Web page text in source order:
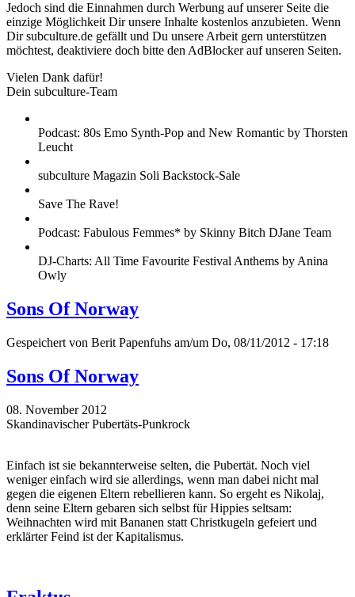
Jedoch sind die Einnahmen durch Werbung auf unserer Seite die
einzige Möglichkeit Dir unsere Inhalte kostenlos anzubieten. Wenn
Dir subculture.de gefällt und Du unsere Arbeit gern unterstützen
möchtest, deaktiviere doch bitte den AdBlocker auf unseren Seiten.
Vielen Dank dafür!
Dein subculture-Team
Podcast: 80s Emo Synth-Pop and New Romantic by Thorsten
Leucht
subculture Magazin Soli Backstock-Sale
Save The Rave!
Podcast: Fabulous Femmes* by Skinny Bitch DJane Team
DJ-Charts: All Time Favourite Festival Anthems by Anina
Owly
Sons Of Norway
Gespeichert von Berit Papenfuhs am/um Do, 08/11/2012 - 17:18
Sons Of Norway
08. November 2012
Skandinavischer Pubertäts-Punkrock
Einfach ist sie bekannterweise selten, die Pubertät. Noch viel
weniger einfach wird sie allerdings, wenn man dabei nicht mal
gegen die eigenen Eltern rebellieren kann. So ergeht es Nikolaj,
denn seine Eltern gebaren sich selbst für Hippies seltsam:
Weihnachten wird mit Bananen statt Christkugeln gefeiert und
erklärter Feind ist der Kapitalismus.